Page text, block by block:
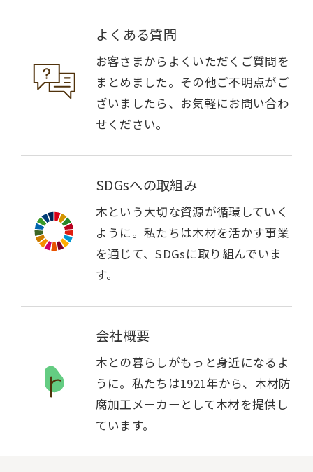
よくある質問
お客さまからよくいただくご質問を
まとめました。その他ご不明点がご
ざいましたら、お気軽にお問い合わ
せください。
SDGsへの取組み
木という大切な資源が循環していく
ように。私たちは木材を活かす事業
を通じて、SDGsに取り組んでいま
す。
会社概要
木との暮らしがもっと身近になるよ
うに。私たちは1921年から、木材防
腐加工メーカーとして木材を提供し
ています。